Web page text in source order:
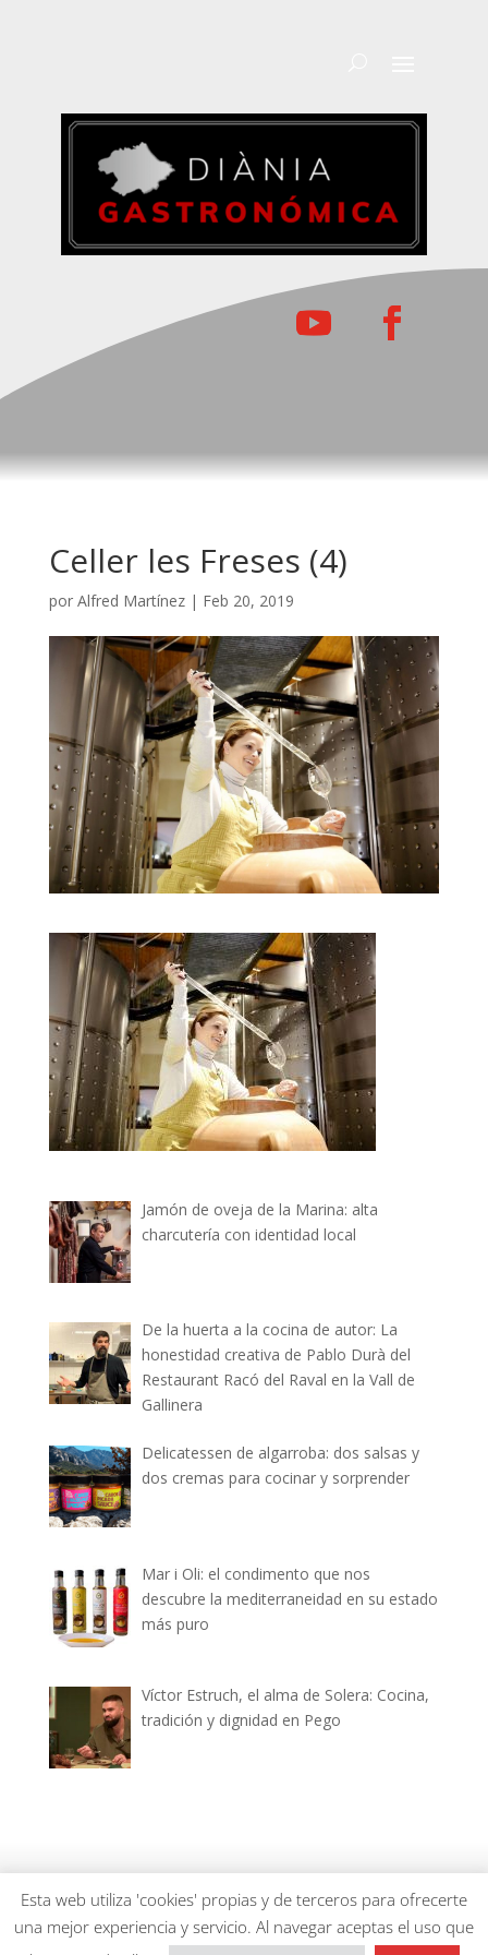
Celler les Freses (4)
por Alfred Martínez| Feb 20, 2019
Jamón de oveja de la Marina: alta
charcutería con identidad local
De la huerta a la cocina de autor: La
honestidad creativa de Pablo Durà del
Restaurant Racó del Raval en la Vall de
Gallinera
Delicatessen de algarroba: dos salsas y
dos cremas para cocinar y sorprender
Mar i Oli: el condimento que nos
descubre la mediterraneidad en su estado
más puro
Víctor Estruch, el alma de Solera: Cocina,
tradición y dignidad en Pego
dianiagastronomica.com © 2026
Esta web utiliza 'cookies' propias y de terceros para ofrecerte
una mejor experiencia y servicio. Al navegar aceptas el uso que